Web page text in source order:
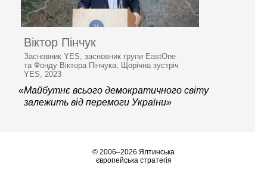
Віктор Пінчук
Засновник YES, засновник групи EastOne
та Фонду Віктора Пінчука, Щорічна зустріч
YES, 2023
«Майбутнє всього демократичного світу
залежить від перемоги України»
© 2006–2026 Ялтинська
європейська стратегія